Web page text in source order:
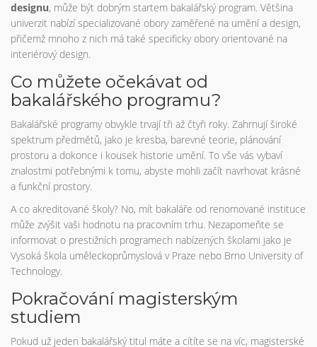
designu, může být dobrým startem bakalářský program. Většina
univerzit nabízí specializované obory zaměřené na umění a design,
přičemž mnoho z nich má také specificky obory orientované na
interiérový design.
Co můžete očekávat od
bakalářského programu?
Bakalářské programy obvykle trvají tři až čtyři roky. Zahrnují široké
spektrum předmětů, jako je kresba, barevné teorie, plánování
prostoru a dokonce i kousek historie umění. To vše vás vybaví
znalostmi potřebnými k tomu, abyste mohli začít navrhovat krásné
a funkční prostory.
A co akreditované školy? No, mít bakaláře od renomované instituce
může zvýšit vaši hodnotu na pracovním trhu. Nezapomeňte se
informovat o prestižních programech nabízených školami jako je
Vysoká škola uměleckoprůmyslová v Praze nebo Brno University of
Technology.
Pokračování magisterským
studiem
Pokud už jeden bakalářský titul máte a cítíte se na víc, magisterské